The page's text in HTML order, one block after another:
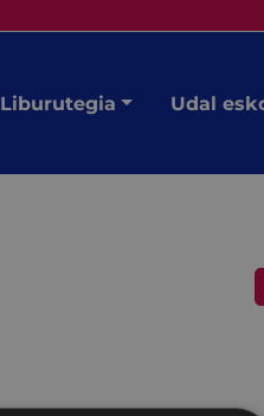
Liburutegia Udal